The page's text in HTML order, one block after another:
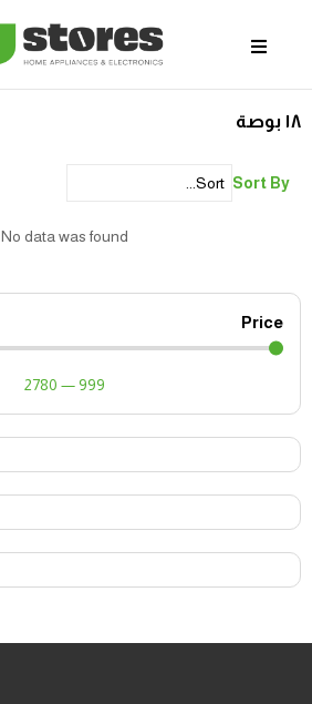
١٨ بوصة
Price
999
—
2780
Sort By
No data was found